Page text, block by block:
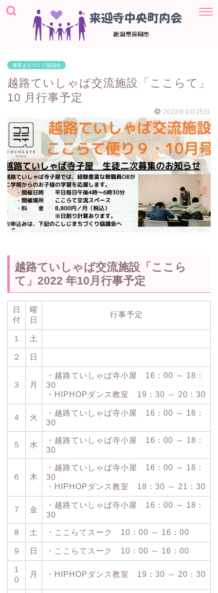
越路まちづくり協議会
越路ていしゃば交流施設「ここらて」
10 月行事予定
2022年9月25日
越路ていしゃば交流施設「ここら
て」2022 年10月行事予定
日
付
曜
日
行事予定
１ 土
２ 日
３ 月
・越路ていしゃば寺小屋 16：00 ～ 18：
30
・HIPHOPダンス教室 19：30 ～ 20：30
４ 火
・越路ていしゃば寺小屋 16：00 ～ 18：
30
５ 水
・越路ていしゃば寺小屋 16：00 ～ 18：
30
６ 木
・越路ていしゃば寺小屋 16：00 ～ 18：
30
・HIPHOPダンス教室 18：30 ～ 21：30
７ 金
・越路ていしゃば寺小屋 16：00 ～ 18：
30
８ 土 ・ここらてスーク 10：00 ～ 16：00
９ 日 ・ここらてスーク 10：00 ～ 16：00
１
０
月 ・HIPHOPダンス教室 19：30 ～ 20：30